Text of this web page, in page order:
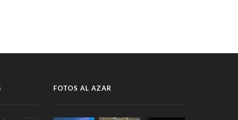
FOTOS AL AZAR